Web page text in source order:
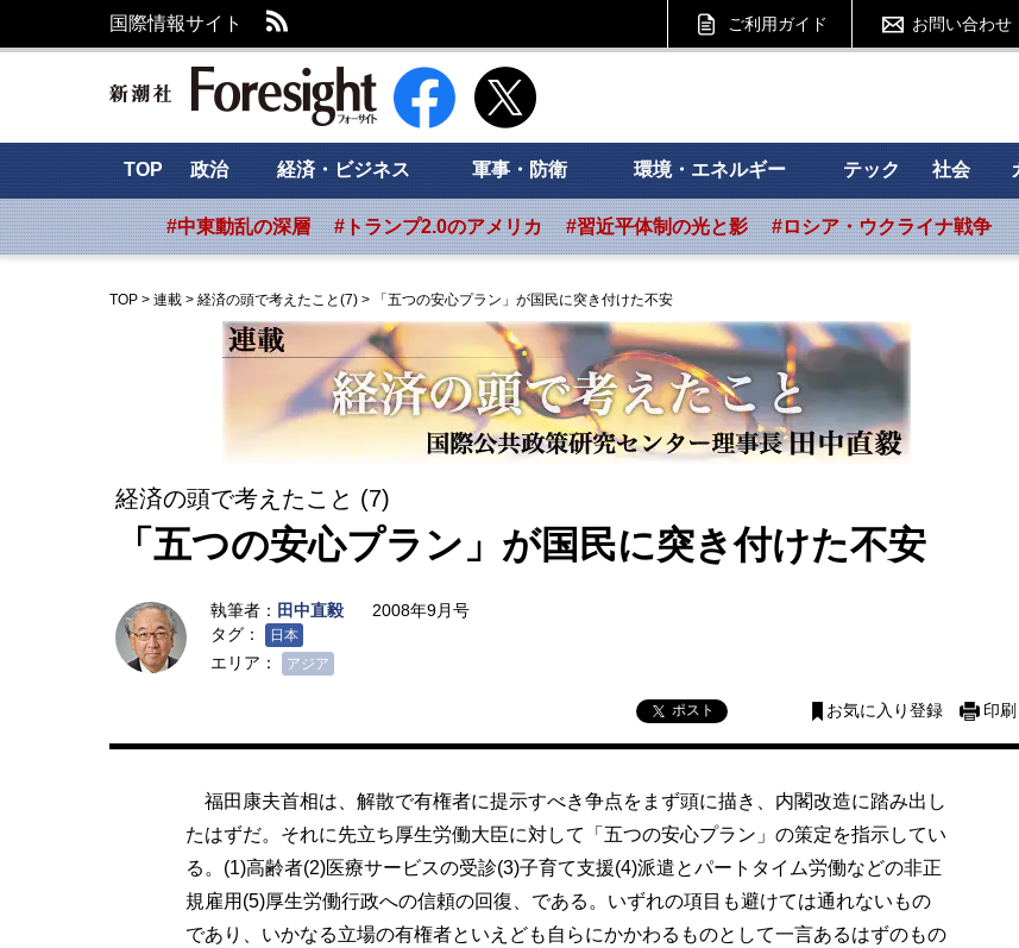
国際情報サイト ご利用ガイド お問い合わせ
新潮社 Foresight フォーサイト
TOP 政治 経済・ビジネス 軍事・防衛 環境・エネルギー テック 社会
#中東動乱の深層 #トランプ2.0のアメリカ #習近平体制の光と影 #ロシア・ウクライナ戦争
TOP > 連載 > 経済の頭で考えたこと(7) > 「五つの安心プラン」が国民に突き付けた不安
経済の頭で考えたこと (7)
「五つの安心プラン」が国民に突き付けた不安
執筆者： 田中直毅
2008年9月号
タグ：
日本
エリア： アジア
ポスト お気に入り登録 印刷
福田康夫首相は、解散で有権者に提示すべき争点をまず頭に描き、内閣改造に踏み出し
たはずだ。それに先立ち厚生労働大臣に対して「五つの安心プラン」の策定を指示してい
る。(1)高齢者(2)医療サービスの受診(3)子育て支援(4)派遣とパートタイム労働などの非正
規雇用(5)厚生労働行政への信頼の回復、である。いずれの項目も避けては通れないもの
であり、いかなる立場の有権者といえども自らにかかわるものとして一言あるはずのもの